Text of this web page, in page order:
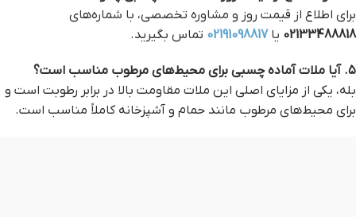
برای اطلاع از قیمت روز و مشاوره تخصصی، با شماره‌های
02133488818 یا02191098817 تماس بگیرید.
۵. آیا ملات آماده چسبی برای محیط‌های مرطوب مناسب است؟
بله، یکی از مزایای اصلی این ملات مقاومت بالا در برابر رطوبت است و
برای محیط‌های مرطوب مانند حمام و آشپزخانه کاملاً مناسب است.